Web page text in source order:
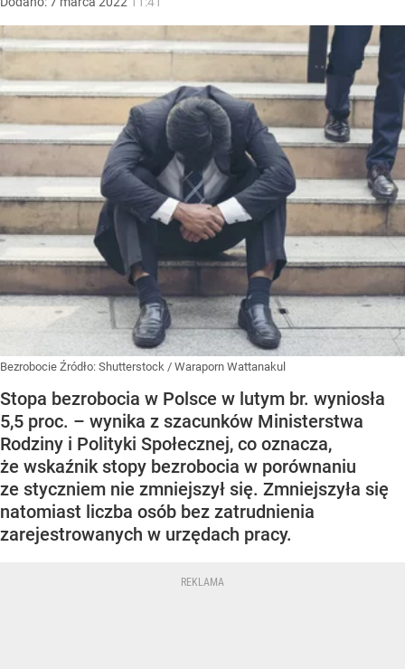
Bezrobocie Źródło: Shutterstock / Waraporn Wattanakul
Stopa bezrobocia w Polsce w lutym br. wyniosła
5,5 proc. – wynika z szacunków Ministerstwa
Rodziny i Polityki Społecznej, co oznacza,
że wskaźnik stopy bezrobocia w porównaniu
ze styczniem nie zmniejszył się. Zmniejszyła się
natomiast liczba osób bez zatrudnienia
zarejestrowanych w urzędach pracy.